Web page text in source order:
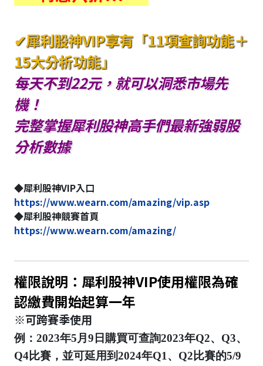
✔犀利股神VIP享有「11項查詢功能＋
15大分析功能」
每天不到22元，就可以洞悉市場先
機！
完整掌握犀利股神高手們最新強弱股
分析數據
◆犀利股神VIP入口
https://www.wearn.com/amazing/vip.asp
◆犀利股神競賽首頁
https://www.wearn.com/amazing/
權限說明：犀利股神VIP使用權限為確
認繳費開始起算一年
※可跨賽季使用
例：2023年5月9日購買可查詢2023年Q2、Q3、
Q4比賽，並可延用到2024年Q1、Q2比賽的5/9